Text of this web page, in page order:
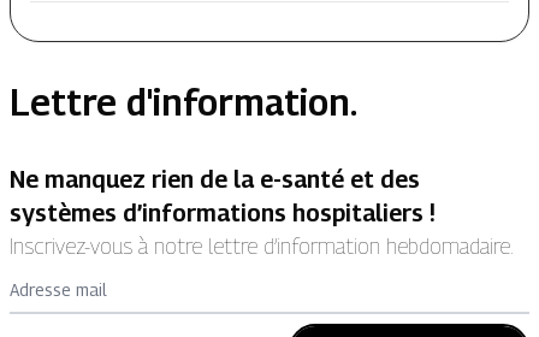
Lettre d'information.
Ne manquez rien de la e-santé et des
systèmes d’informations hospitaliers !
Inscrivez-vous à notre lettre d’information hebdomadaire.
Adresse mail